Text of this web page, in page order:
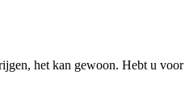
het kan gewoon. Hebt u